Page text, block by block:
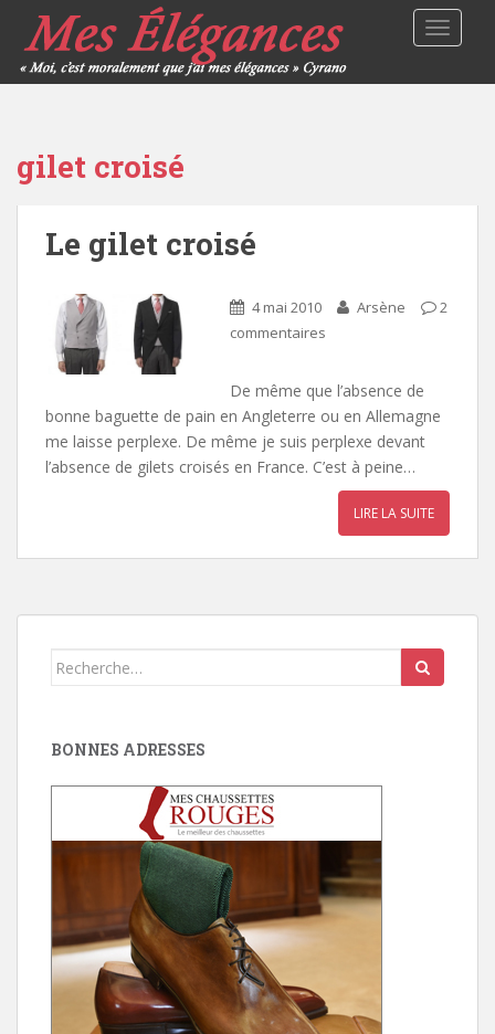
gilet croisé
Le gilet croisé
4 mai 2010 Arsène
2
commentaires
De même que l’absence de
bonne baguette de pain en Angleterre ou en Allemagne
me laisse perplexe. De même je suis perplexe devant
l’absence de gilets croisés en France. C’est à peine…
LIRE LA SUITE
Search
BONNES ADRESSES